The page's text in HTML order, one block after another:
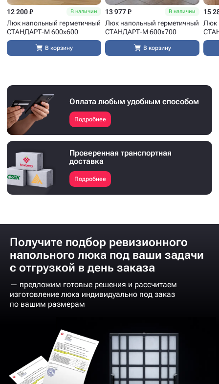
12 200 ₽ В наличии
Люк напольный герметичный
СТАНДАРТ-М 600x600
В корзину
13 977 ₽ В наличии
Люк напольный герметичный
СТАНДАРТ-М 600x700
В корзину
15
Люк
Оплата любым удобным способом
Подробнее
Проверенная транспортная
доставка
Подробнее
Получите подбор ревизионного
напольного люка под ваши задачи
с отгрузкой в день заказа
— предложим готовые решения и рассчитаем
изготовление люка индивидуально под заказ
по вашим размерам